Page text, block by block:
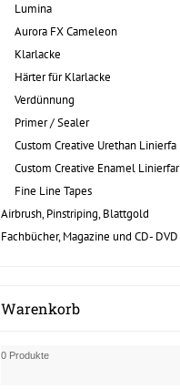
Lumina
Aurora FX Cameleon
Klarlacke
Härter für Klarlacke
Verdünnung
Primer / Sealer
Custom Creative Urethan Linierfa
Custom Creative Enamel Linierfar
Fine Line Tapes
Airbrush, Pinstriping, Blattgold
Fachbücher, Magazine und CD- DVD
Warenkorb
0 Produkte